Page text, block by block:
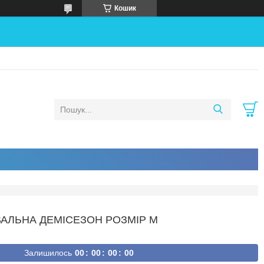
Кошик
ДЕМІСЕЗОН РОЗМІР М
Залишилось 00 00 00 00